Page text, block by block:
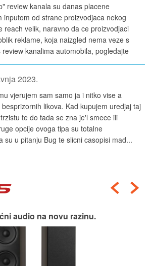
review kanala su danas placene
inputom od strane proizvodjaca nekog
reach velik, naravno da ce proizvodjaci
reklame, koja naizgled nema veze s
kanalima automobila, pogledajte
2023.
vjerujem sam samo ja i nitko vise a
likova. Kad kupujem uredjaj taj
te do tada se zna je'l smece ili
opcije ovoga tipa su totalne
su u pitanju Bug te slicni casopisi mad...
audio na novu razinu.